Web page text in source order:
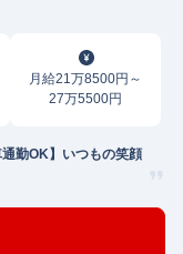
月給21万8500円～
27万5500円
勤OK】いつもの笑顔